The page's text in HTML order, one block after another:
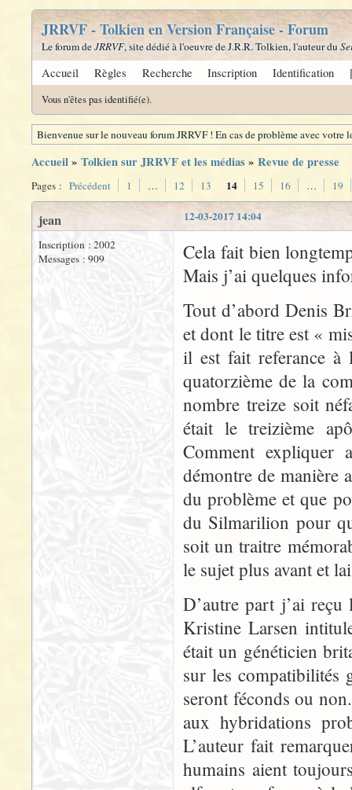
JRRVF - Tolkien en Version Française - Forum
Le forum deJRRVF, site dédié à l'oeuvre de J.R.R. Tolkien, l'auteur du
Accueil Règles Recherche Inscription Identification
Vous n'êtes pas identifié(e).
Bienvenue sur le nouveau forum JRRVF ! En cas de problème avec
Accueil» Tolkien sur JRRVF et les médias» Revue de presse
Pages : Précédent 1 … 12 13 14 15 16 … 19
12-03-2017 14:04
jean
Inscription : 2002
Messages : 909
Cela fait bien
Mais j’ai quelques
Tout d’abord Denis
et dont le titre est «
il est fait referance à
quatorzième de la
nombre treize soit
était le treizième
Comment expliquer
démontre de manière
du problème et que
du Silmarilion pour
soit un traitre
le sujet plus avant et
D’autre part j’ai
Kristine Larsen
était un généticien
sur les compatibilités
seront féconds ou
aux hybridations
L’auteur fait
humains aient